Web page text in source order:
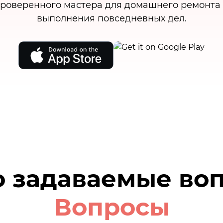
мастера для домашнего ремонта
выполнения повседневных дел.
задаваемые
Вопросы